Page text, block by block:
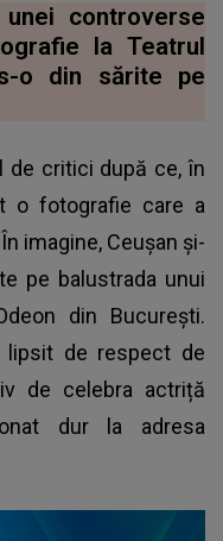
controverse
la Teatrul
o din sărite pe
de critici după ce, în
o fotografie care a
imagine, Ceușan și-
pe balustrada unui
din București.
de respect de
de celebra actriță
dur la adresa